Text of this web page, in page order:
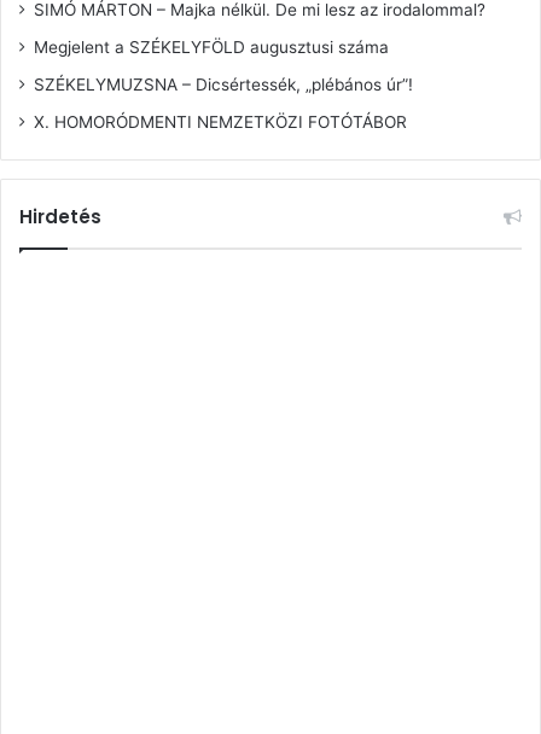
SIMÓ MÁRTON – Majka nélkül. De mi lesz az irodalommal?
Megjelent a SZÉKELYFÖLD augusztusi száma
SZÉKELYMUZSNA – Dicsértessék, „plébános úr”!
X. HOMORÓDMENTI NEMZETKÖZI FOTÓTÁBOR
Hirdetés